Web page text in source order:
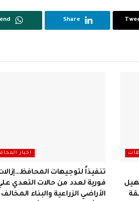
Share
اخبار
تنفيذاً لتوجيهات
فورية لعدد من حالات التعدي
الأراضي الزراعية والبناء المخالف